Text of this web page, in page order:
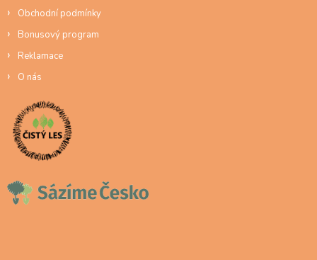
Obchodní podmínky
Bonusový program
Reklamace
O nás